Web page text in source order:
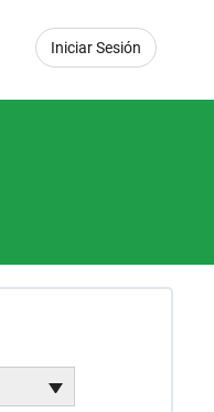
Iniciar Sesión